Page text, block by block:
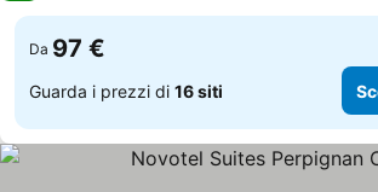
Da 97 €
Guarda i prezzi di 16 siti